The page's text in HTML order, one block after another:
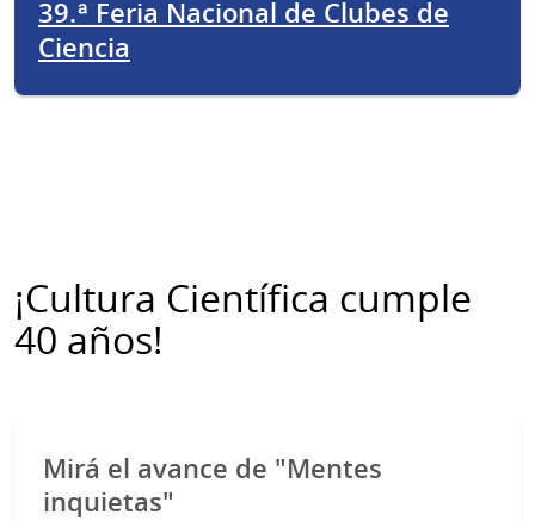
39.ª Feria Nacional de Clubes de
Ciencia
¡Cultura Científica cumple
40 años!
Mirá el avance de "Mentes
inquietas"